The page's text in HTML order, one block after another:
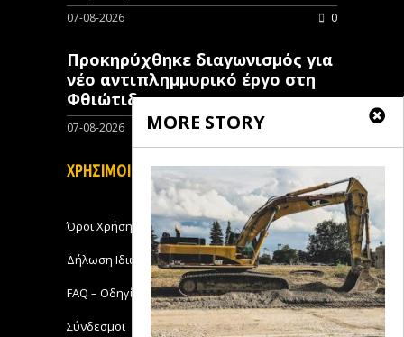
MORE STORY
07-08-2026 0
Προκηρύχθηκε διαγωνισμός για
νέo αντιπλημμυρικό έργο στη
Φθιώτιδα
07-08-2026
ΧΡΗΣΙΜΟΙ ΣΥΝΔΕΣΜΟΙ
Όροι Χρήσης
Δήλωση Ιδιωτικότητας
FAQ – Οδηγίες Χρήσης
Σύνδεσμοι